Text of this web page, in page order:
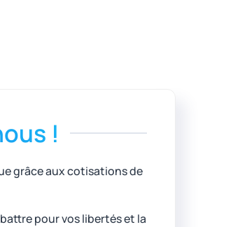
!
grâce aux cotisations de
pour vos libertés et la